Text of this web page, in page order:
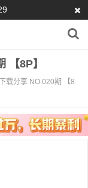
【8P】
载分享 NO.020期 【8